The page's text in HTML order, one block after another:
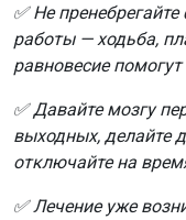
✅ Не
работы — ходьба,
равновесие
✅ Давайте мозгу
выходных, делайте
отключайте на
✅ Лечение уже